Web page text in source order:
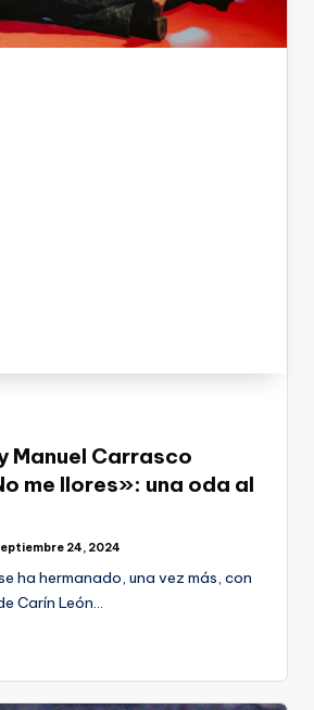
Manuel Carrasco
me llores»: una oda al
24, 2024
ha hermanado, una vez más, con
Carín León…